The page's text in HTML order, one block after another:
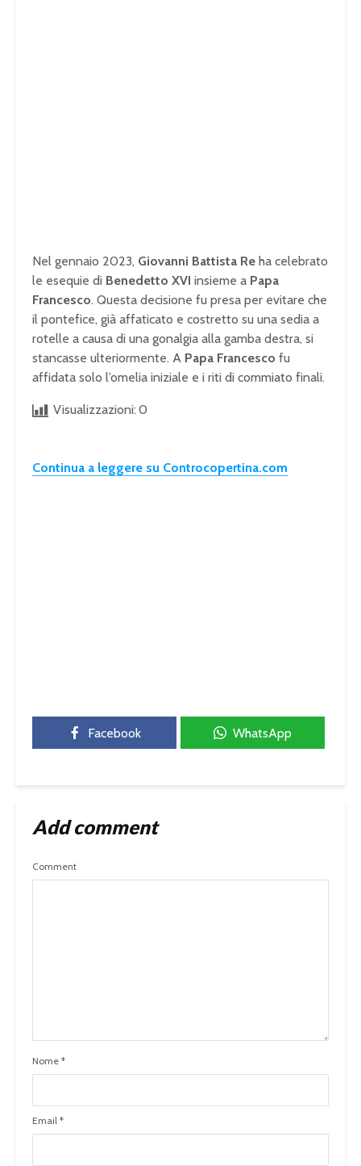
Nel gennaio 2023, Giovanni Battista Re ha celebrato
le esequie di Benedetto XVI insieme a Papa
Francesco. Questa decisione fu presa per evitare che
il pontefice, già affaticato e costretto su una sedia a
rotelle a causa di una gonalgia alla gamba destra, si
stancasse ulteriormente. A Papa Francesco fu
affidata solo l’omelia iniziale e i riti di commiato finali.
Visualizzazioni: 0
Continua a leggere su Controcopertina.com
Facebook WhatsApp
Add comment
Comment
Nome *
Email *